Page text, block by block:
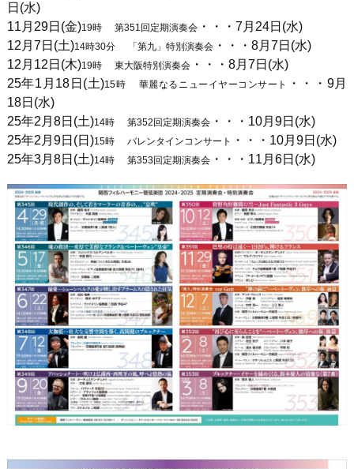
日(水)
11月29日(金)19時 第351回定期演奏会・・・7月24日(水)
12月7日(土)14時30分 「第九」特別演奏会・・・8月7日(水)
12月12日(木)19時 東大阪特別演奏会・・・8月7日(水)
25年1月18日(土)15時 華麗なるニューイヤーコンサート
・・・9月
18日(水)
25年2月8日(土)14時 第352回定期演奏会・・・10月9日(水)
25年2月9日(日)15時 バレンタインコンサート
・・・10月9日(水)
25年3月8日(土)14時 第353回定期演奏会・・・11月6日(水)